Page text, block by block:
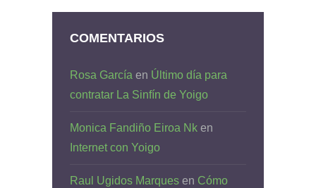
COMENTARIOS
Rosa García en Último día para
contratar La Sinfín de Yoigo
Monica Fandiño Eiroa Nk en
Internet con Yoigo
Raul Ugidos Marques en Cómo